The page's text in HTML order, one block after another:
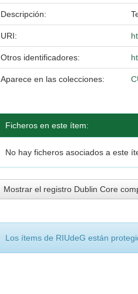
Descripción:
URI:
Otros identificadores:
Aparece en las colecciones:
Ficheros en este ítem:
No hay ficheros asociados a este
Mostrar el registro Dublin Core
Los ítems de RIUdeG están